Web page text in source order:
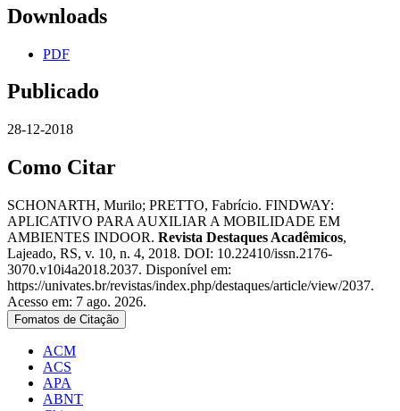
Downloads
PDF
Publicado
28-12-2018
Como Citar
SCHONARTH, Murilo; PRETTO, Fabrício. FINDWAY:
APLICATIVO PARA AUXILIAR A MOBILIDADE EM
AMBIENTES INDOOR. Revista Destaques Acadêmicos,
Lajeado, RS, v. 10, n. 4, 2018. DOI: 10.22410/issn.2176-
3070.v10i4a2018.2037. Disponível em:
https://univates.br/revistas/index.php/destaques/article/view/2037.
Acesso em: 7 ago. 2026.
Fomatos de Citação
ACM
ACS
APA
ABNT